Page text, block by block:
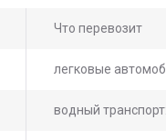
Что перевозит
легковые
водный